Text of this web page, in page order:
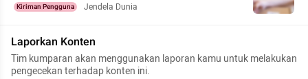
Kiriman Pengguna Jendela Dunia
Laporkan Konten
Tim kumparan akan menggunakan laporan kamu untuk melakukan
pengecekan terhadap konten ini.